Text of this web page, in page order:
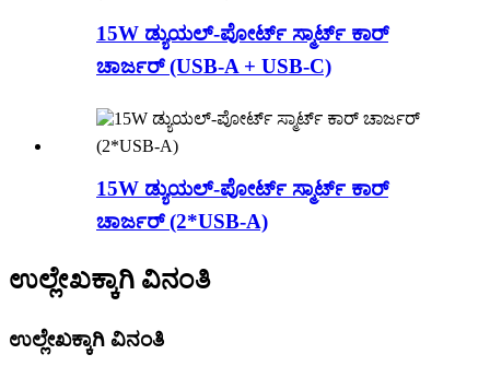
15W ಡ್ಯುಯಲ್-ಪೋರ್ಟ್ ಸ್ಮಾರ್ಟ್ ಕಾರ್
ಚಾರ್ಜರ್ (USB-A + USB-C)
15W ಡ್ಯುಯಲ್-ಪೋರ್ಟ್ ಸ್ಮಾರ್ಟ್ ಕಾರ್
ಚಾರ್ಜರ್ (2*USB-A)
ಉಲ್ಲೇಖಕ್ಕಾಗಿ ವಿನಂತಿ
ಉಲ್ಲೇಖಕ್ಕಾಗಿ ವಿನಂತಿ